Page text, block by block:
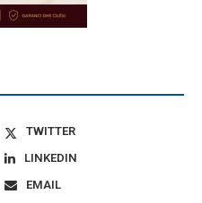
TWITTER
LINKEDIN
EMAIL